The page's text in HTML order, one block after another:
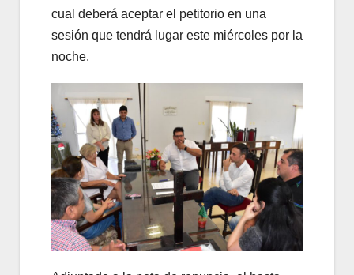
cual deberá aceptar el petitorio en una
sesión que tendrá lugar este miércoles por la
noche.